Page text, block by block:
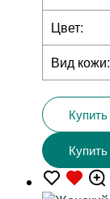
Цвет:
Вид кожи:
Купить